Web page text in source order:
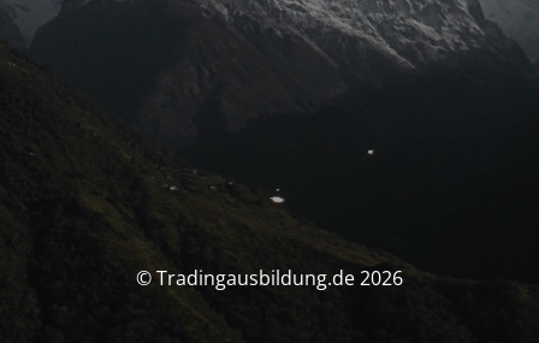
© Tradingausbildung.de 2026